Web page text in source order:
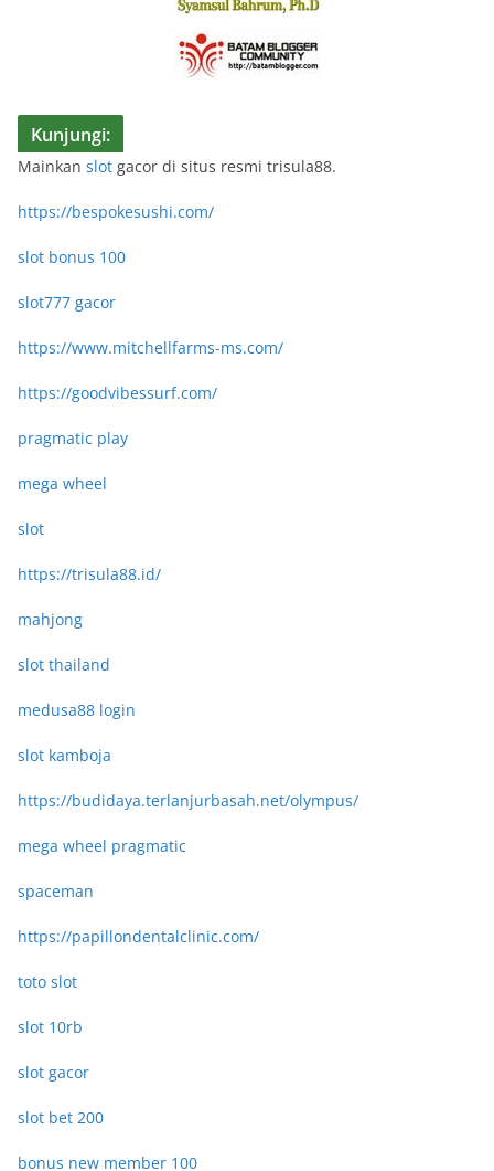
Kunjungi:
Mainkan slot gacor di situs resmi trisula88.
https://bespokesushi.com/
slot bonus 100
slot777 gacor
https://www.mitchellfarms-ms.com/
https://goodvibessurf.com/
pragmatic play
mega wheel
slot
https://trisula88.id/
mahjong
slot thailand
medusa88 login
slot kamboja
https://budidaya.terlanjurbasah.net/olympus/
mega wheel pragmatic
spaceman
https://papillondentalclinic.com/
toto slot
slot 10rb
slot gacor
slot bet 200
bonus new member 100